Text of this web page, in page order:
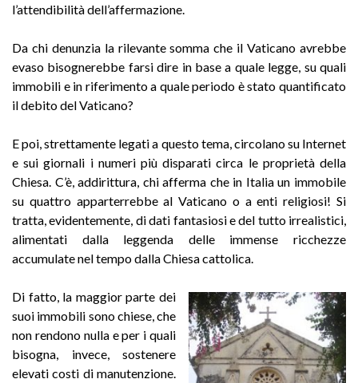
l’attendibilità dell’affermazione.
Da chi denunzia la rilevante somma che il Vaticano avrebbe
evaso bisognerebbe farsi dire in base a quale legge, su quali
immobili e in riferimento a quale periodo è stato quantificato
il debito del Vaticano?
E poi, strettamente legati a questo tema, circolano su Internet
e sui giornali i numeri più disparati circa le proprietà della
Chiesa. C’è, addirittura, chi afferma che in Italia un immobile
su quattro apparterrebbe al Vaticano o a enti religiosi! Si
tratta, evidentemente, di dati fantasiosi e del tutto irrealistici,
alimentati dalla leggenda delle immense ricchezze
accumulate nel tempo dalla Chiesa cattolica.
Di fatto, la maggior parte dei
suoi immobili sono chiese, che
non rendono nulla e per i quali
bisogna, invece, sostenere
elevati costi di manutenzione.